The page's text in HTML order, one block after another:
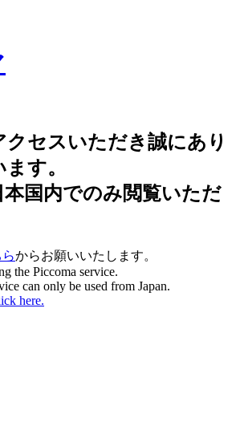
クセスいただき誠にあり
す。
国内でのみ閲覧いただ
からお願いいたします。
the Piccoma service.
can only be used from Japan.
here.